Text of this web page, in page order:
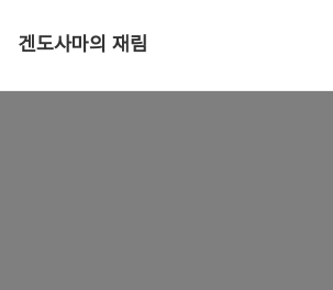
겐도사마의 재림